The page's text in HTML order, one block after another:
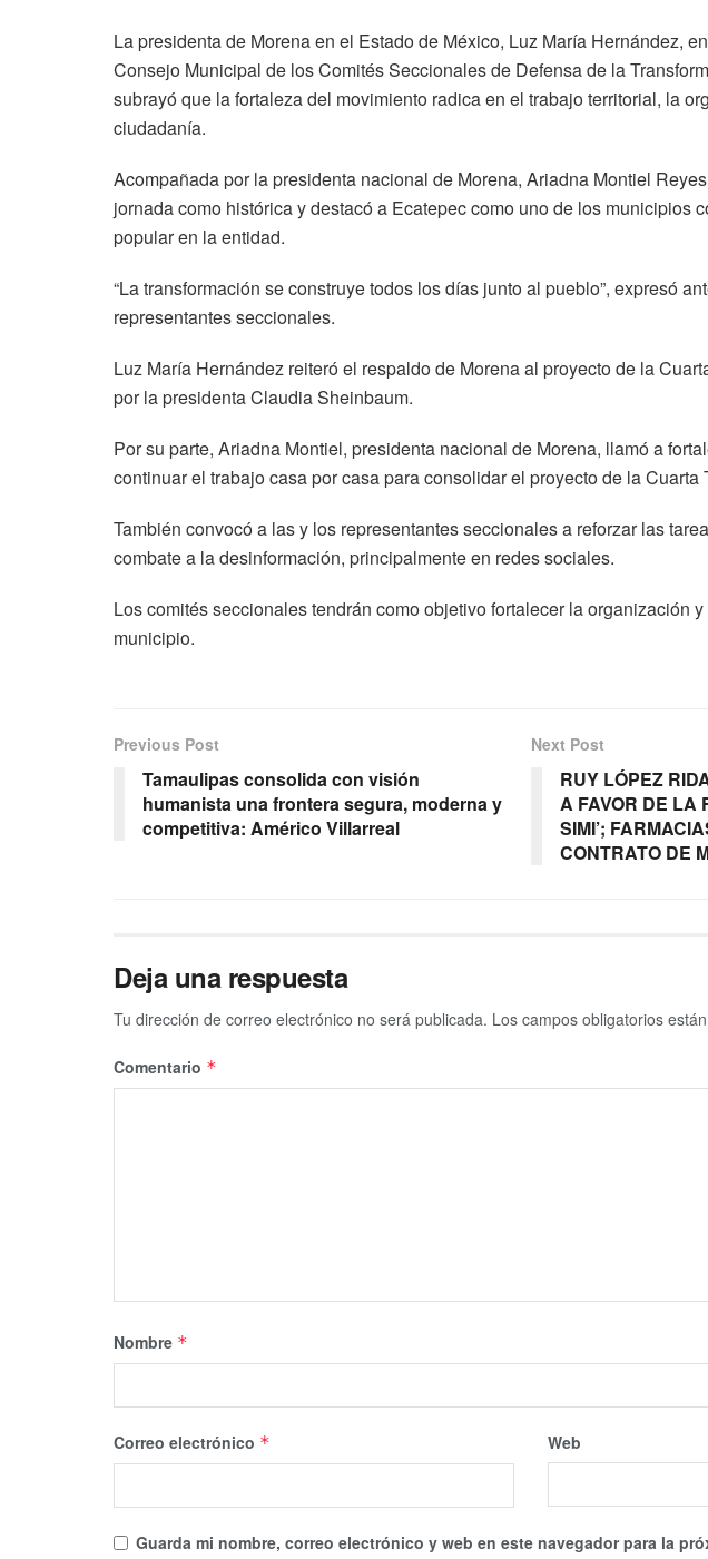
La presidenta de Morena en el Estado de México, Luz María Hernández,
Consejo Municipal de los Comités Seccionales de Defensa de la
subrayó que la fortaleza del movimiento radica en el trabajo territorial, la
ciudadanía.
Acompañada por la presidenta nacional de Morena, Ariadna Montiel
jornada como histórica y destacó a Ecatepec como uno de los municipios
popular en la entidad.
“La transformación se construye todos los días junto al pueblo”, expresó
representantes seccionales.
Luz María Hernández reiteró el respaldo de Morena al proyecto de la
por la presidenta Claudia Sheinbaum.
Por su parte, Ariadna Montiel, presidenta nacional de Morena, llamó a
continuar el trabajo casa por casa para consolidar el proyecto de la Cuarta
También convocó a las y los representantes seccionales a reforzar las
combate a la desinformación, principalmente en redes sociales.
Los comités seccionales tendrán como objetivo fortalecer la organización
municipio.
Previous Post
Tamaulipas consolida con visión
humanista una frontera segura, moderna y
competitiva: Américo Villarreal
Next Post
RUY LÓPEZ
A FAVOR DE LA
SIMI’;
CONTRATO DE
Deja una respuesta
Tu dirección de correo electrónico no será publicada. Los campos obligatorios
Comentario *
Nombre *
Correo electrónico * Web
Guarda mi nombre, correo electrónico y web en este navegador para la